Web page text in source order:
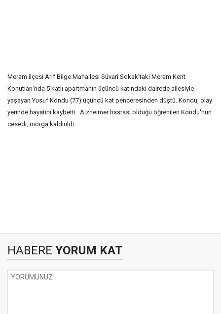
Meram ilçesi Arif Bilge Mahallesi Süvari Sokak'taki Meram Kent
Konutları'nda 5 katlı apartmanın üçüncü katındaki dairede ailesiyle
yaşayan Yusuf Kondu (77) üçüncü kat penceresinden düştü. Kondu, olay
yerinde hayatını kaybetti. Alzheimer hastası olduğu öğrenilen Kondu'nun
cesedi, morga kaldırıldı.
HABERE YORUM KAT